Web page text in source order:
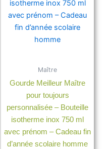
Maître
Gourde Meilleur Maître
pour toujours
personnalisée – Bouteille
isotherme inox 750 ml
avec prénom – Cadeau fin
d’année scolaire homme